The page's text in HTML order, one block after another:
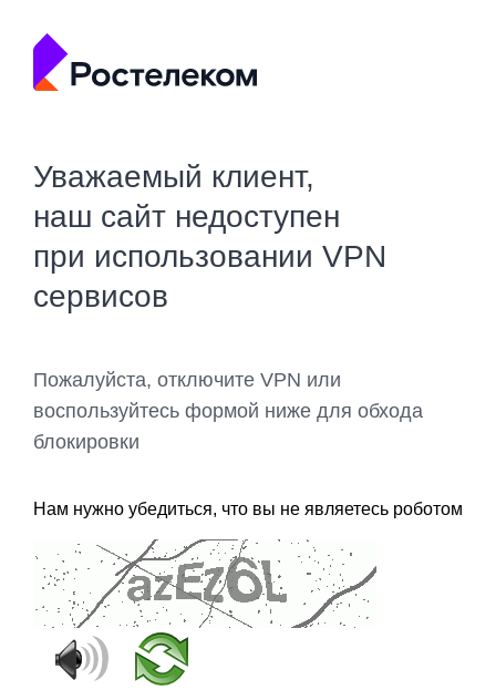
Уважаемый клиент,
наш сайт недоступен
при использовании VPN
сервисов
Пожалуйста, отключите VPN или
воспользуйтесь формой ниже для обхода
блокировки
Нам нужно убедиться, что вы не являетесь роботом